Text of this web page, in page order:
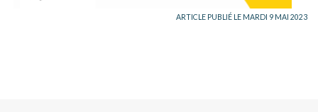
ARTICLE PUBLIÉ LE MARDI 9 MAI 2023